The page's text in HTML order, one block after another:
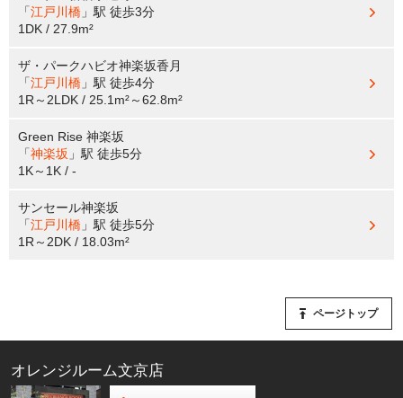
「江戸川橋 」駅 徒歩3分
1DK / 27.9m²
ザ・パークハビオ神楽坂香月
「江戸川橋 」駅 徒歩4分
1R～2LDK / 25.1m²～62.8m²
Green Rise 神楽坂
「神楽坂 」駅 徒歩5分
1K～1K / -
サンセール神楽坂
「江戸川橋 」駅 徒歩5分
1R～2DK / 18.03m²
ページトップ
オレンジルーム文京店